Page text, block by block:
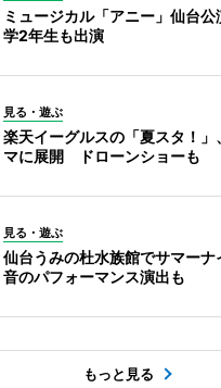
ミュージカル「アニー」仙台
学2年生も出演
見る・遊ぶ
楽天イーグルスの「夏スタ！
マに展開 ドローンショーも
見る・遊ぶ
仙台うみの杜水族館でサマー
音のパフォーマンス演出も
もっと見る